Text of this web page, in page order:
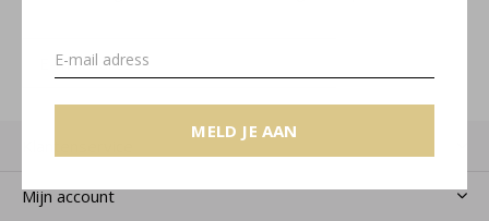
MELD JE AAN
Mijn account